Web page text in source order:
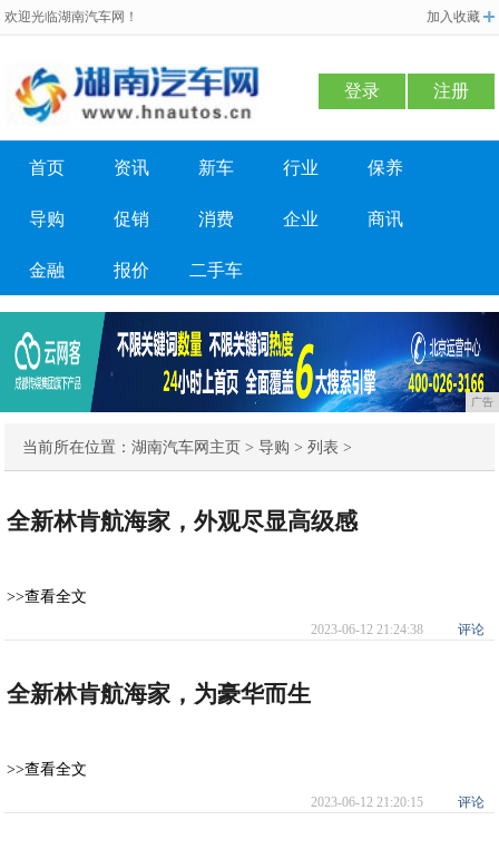
欢迎光临湖南汽车网！ 加入收藏
登录 注册
首页 资讯 新车 行业 保养
导购 促销 消费 企业 商讯
金融 报价 二手车
广告
当前所在位置：湖南汽车网主页 >导购 > 列表 >
全新林肯航海家，外观尽显高级感
>>查看全文
2023-06-12 21:24:38 评论
全新林肯航海家，为豪华而生
>>查看全文
2023-06-12 21:20:15 评论